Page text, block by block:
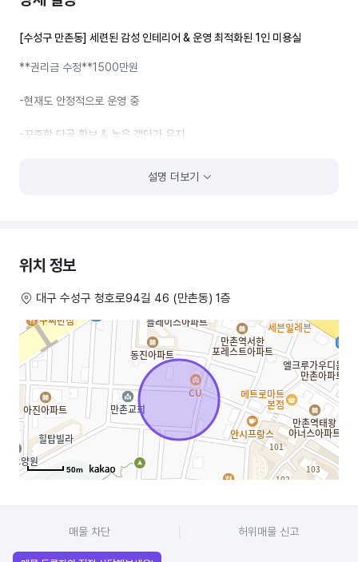
[수성구 만촌동] 세련된 감성 인테리어 & 운영 최적화된 1인 미용실
**권리금 수정**1500만원
-현재도 안정적으로 운영 중
-꾸준한 단골 확보 & 높은 객단가 유지
입지 & 상권 특징
* 만촌역 도보 5분 거리 ; 접근성 우수
* 신규 아파트 단지(태왕디아너스, 서한 포레스트, e편한세상 등) 지속
유입 ; 신규 고객 확보 유리
* 화이트골드 인테리어 + 레일조명으로 감성적인 카페 분위기 ; 지나가는
고객 문의 많음
* 주차 편리; 건물 내 6대 주차 + 샵 앞/공터/무료 공영주차장 + 도보 2분
교회 주차장(일요일 제외)
* 시설: 시스템에어컨, 레일 조명, 내부 화장실, 바닥 보일러, 외부 작은
설명 더보기
위치 정보
대구 수성구 청호로94길 46 (만촌동) 1층
50m
매물 차단 허위매물 신고